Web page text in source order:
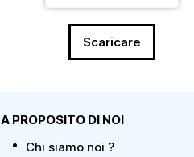
Scaricare
A PROPOSITO DI NOI
Chi siamo noi ?